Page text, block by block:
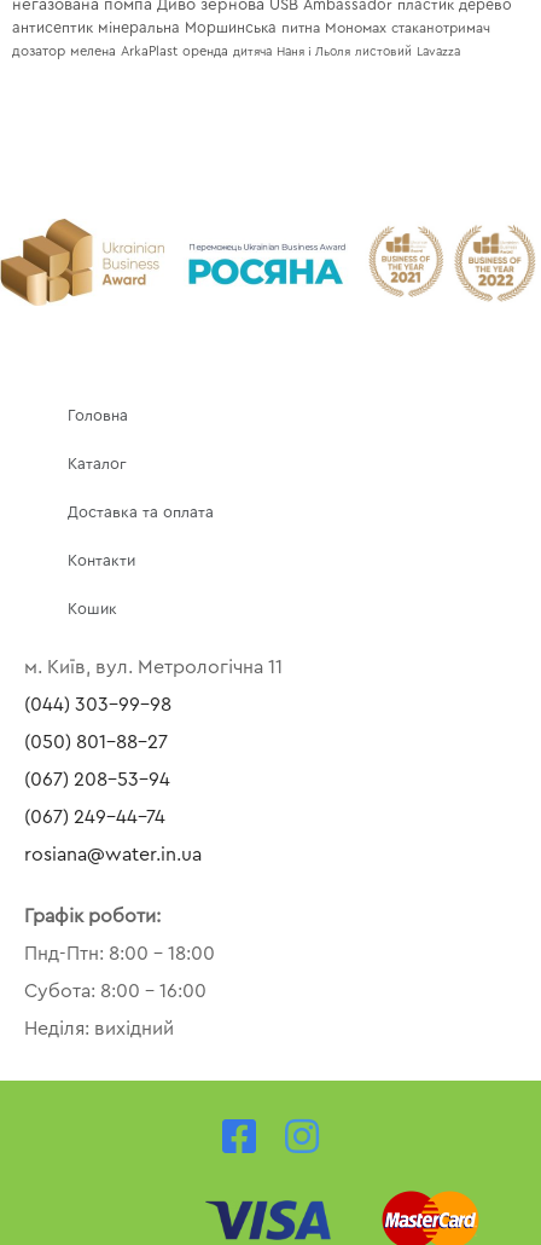
негазована помпа Диво зернова USB Ambassador пластик дерево
антисептик мінеральна Моршинська питна Мономах стаканотримач
дозатор мелена ArkaPlast оренда дитяча Наня і Льоля листовий Lavazza
Головна
Каталог
Доставка та оплата
Контакти
Кошик
м. Київ, вул. Метрологічна 11
(044) 303-99-98
(050) 801-88-27
(067) 208-53-94
(067) 249-44-74
rosiana@water.in.ua
Графік роботи:
Пнд-Птн: 8:00 – 18:00
Субота: 8:00 – 16:00
Неділя: вихідний